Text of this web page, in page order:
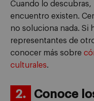
Cuando lo
encuentro existen.
no soluciona nada. Si
representantes de
conocer más sobre
culturales.
2.
Conoce